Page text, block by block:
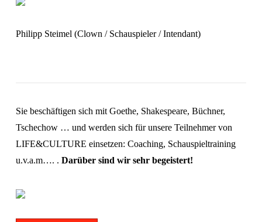
Philipp Steimel (Clown / Schauspieler / Intendant)
Sie beschäftigen sich mit Goethe, Shakespeare, Büchner,
Tschechow … und werden sich für unsere Teilnehmer von
LIFE&CULTURE einsetzen: Coaching, Schauspieltraining
u.v.a.m…. . Darüber sind wir sehr begeistert!